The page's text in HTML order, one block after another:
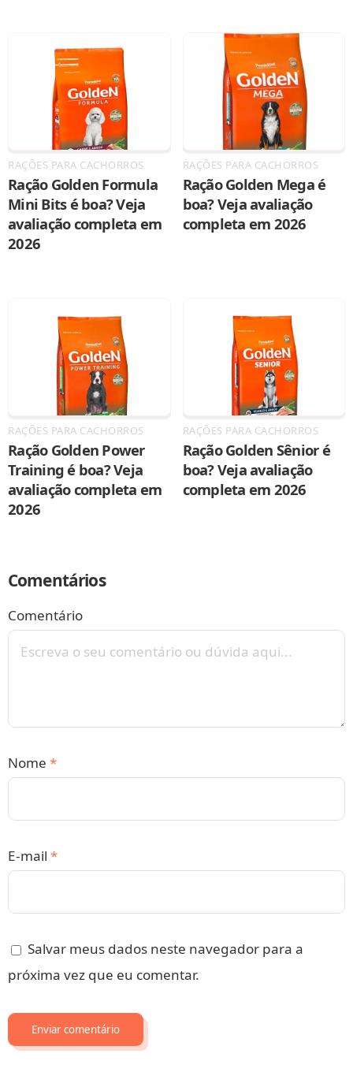
RAÇÕES PARA CACHORROS
Ração Golden Formula
Mini Bits é boa? Veja
avaliação completa em
2026
RAÇÕES PARA CACHORROS
Ração Golden Mega é
boa? Veja avaliação
completa em 2026
RAÇÕES PARA CACHORROS
Ração Golden Power
Training é boa? Veja
avaliação completa em
2026
RAÇÕES PARA CACHORROS
Ração Golden Sênior é
boa? Veja avaliação
completa em 2026
Comentários
Comentário
Nome *
E-mail *
Salvar meus dados neste navegador para a
próxima vez que eu comentar.